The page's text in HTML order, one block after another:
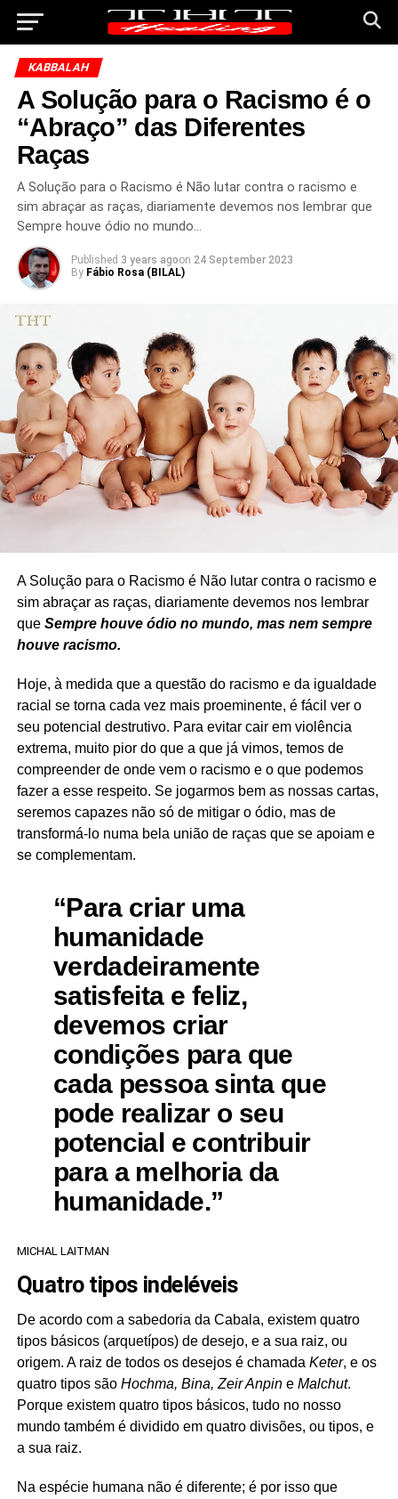
KABBALAH
A Solução para o Racismo é o
“Abraço” das Diferentes
Raças
A Solução para o Racismo é Não lutar contra o racismo e
sim abraçar as raças, diariamente devemos nos lembrar que
Sempre houve ódio no mundo…
Published 3 years agoon 24 September 2023
By Fábio Rosa (BILAL)
A Solução para o Racismo é Não lutar contra o racismo e
sim abraçar as raças, diariamente devemos nos lembrar
que Sempre houve ódio no mundo, mas nem sempre
houve racismo.
Hoje, à medida que a questão do racismo e da igualdade
racial se torna cada vez mais proeminente, é fácil ver o
seu potencial destrutivo. Para evitar cair em violência
extrema, muito pior do que a que já vimos, temos de
compreender de onde vem o racismo e o que podemos
fazer a esse respeito. Se jogarmos bem as nossas cartas,
seremos capazes não só de mitigar o ódio, mas de
transformá-lo numa bela união de raças que se apoiam e
se complementam.
“Para criar uma
humanidade
verdadeiramente
satisfeita e feliz,
devemos criar
condições para que
cada pessoa sinta que
pode realizar o seu
potencial e contribuir
para a melhoria da
humanidade.”
MICHAL LAITMAN
Quatro tipos indeléveis
De acordo com a sabedoria da Cabala, existem quatro
tipos básicos (arquetípos) de desejo, e a sua raiz, ou
origem. A raiz de todos os desejos é chamada Keter, e os
quatro tipos são Hochma, Bina, Zeir Anpine Malchut.
Porque existem quatro tipos básicos, tudo no nosso
mundo também é dividido em quatro divisões, ou tipos, e
a sua raiz.
Na espécie humana não é diferente; é por isso que